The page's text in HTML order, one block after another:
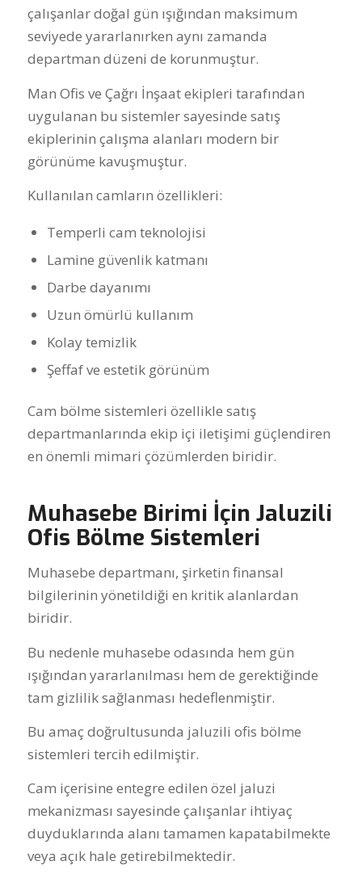
çalışanlar doğal gün ışığından maksimum
seviyede yararlanırken aynı zamanda
departman düzeni de korunmuştur.
Man Ofis ve Çağrı İnşaat ekipleri tarafından
uygulanan bu sistemler sayesinde satış
ekiplerinin çalışma alanları modern bir
görünüme kavuşmuştur.
Kullanılan camların özellikleri:
Temperli cam teknolojisi
Lamine güvenlik katmanı
Darbe dayanımı
Uzun ömürlü kullanım
Kolay temizlik
Şeffaf ve estetik görünüm
Cam bölme sistemleri özellikle satış
departmanlarında ekip içi iletişimi güçlendiren
en önemli mimari çözümlerden biridir.
Muhasebe Birimi İçin Jaluzili
Ofis Bölme Sistemleri
Muhasebe departmanı, şirketin finansal
bilgilerinin yönetildiği en kritik alanlardan
biridir.
Bu nedenle muhasebe odasında hem gün
ışığından yararlanılması hem de gerektiğinde
tam gizlilik sağlanması hedeflenmiştir.
Bu amaç doğrultusunda jaluzili ofis bölme
sistemleri tercih edilmiştir.
Cam içerisine entegre edilen özel jaluzi
mekanizması sayesinde çalışanlar ihtiyaç
duyduklarında alanı tamamen kapatabilmekte
veya açık hale getirebilmektedir.